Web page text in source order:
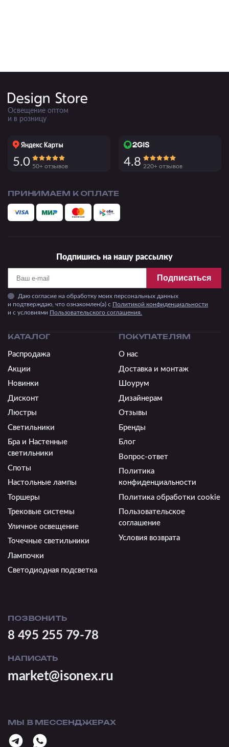
Подпишись на нашу рассылку
Подписаться
Даю согласие на обработку моих персональных данных
и подтверждаю, что ознакомлен(а) с Политикой конфиденциальности
и c условиями Пользовательского соглашения.
Освещение оптом
и в розницу
5.0 50+ отзывов 4.8 220+ отзывов
ПРИНИМАЕМ К ОПЛАТЕ
КАТАЛОГ
Распродажа
Акции
Новинки
Дисконт
Люстры
Светильники
Бра и Настенные
светильники
Споты
Настольные лампы
Торшеры
Трековые системы
Уличное освещение
Точечные светильники
Лампочки
Светодиодная подсветка
ПОКУПАТЕЛЯМ
О нас
Доставка и монтаж
Шоурум
Дизайнерам
Отзывы
Бренды
Блог
Вопрос-ответ
Политика
конфиденциальности
Политика обработки cookie
Пользовательское
соглашение
Условия возврата
ПОЗВОНИТЬ
8 495 255 79-78
НАПИСАТЬ
market@isonex.ru
МЫ В МЕССЕНДЖЕРАХ